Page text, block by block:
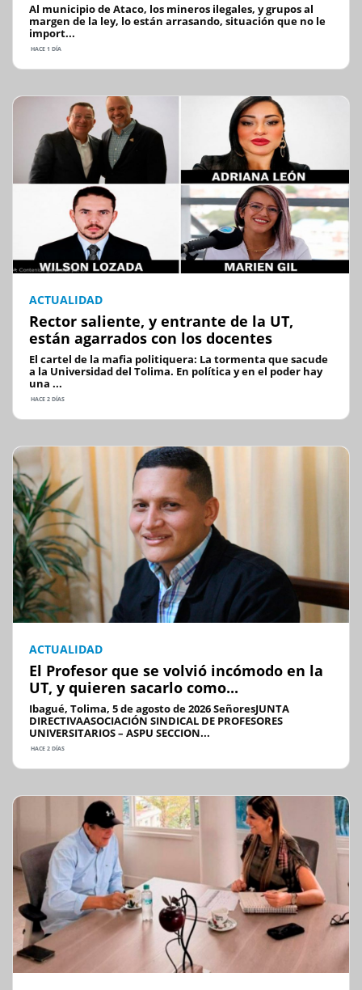
Al municipio de Ataco, los mineros ilegales, y grupos al
margen de la ley, lo están arrasando, situación que no le
import...
HACE 1 DÍA
ACTUALIDAD
Rector saliente, y entrante de la UT,
están agarrados con los docentes
El cartel de la mafia politiquera: La tormenta que sacude
a la Universidad del Tolima. En política y en el poder hay
una ...
HACE 2 DÍAS
ACTUALIDAD
El Profesor que se volvió incómodo en la
UT, y quieren sacarlo como...
Ibagué, Tolima, 5 de agosto de 2026 SeñoresJUNTA
DIRECTIVAASOCIACIÓN SINDICAL DE PROFESORES
UNIVERSITARIOS – ASPU SECCION...
HACE 2 DÍAS